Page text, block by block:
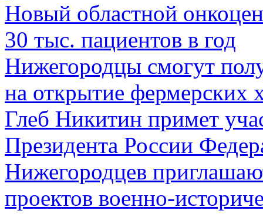
Новый областной
30 тыс. пациентов в год
Нижегородцы смогут
на открытие фермерских
Глеб Никитин примет
Президента России
Нижегородцев
проектов военно-